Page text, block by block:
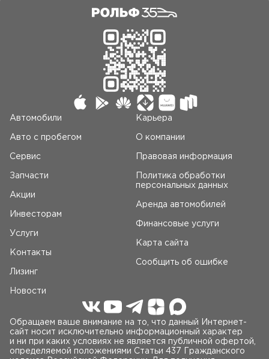
Автомобили
Авто c пробегом
Сервис
Запчасти
Акции
Инвесторам
Услуги
Контакты
Лизинг
Новости
Карьера
О компании
Правовая информация
Политика обработки
персональных данных
Аренда автомобилей
Финансовые услуги
Карта сайта
Сообщить об ошибке
Обращаем ваше внимание на то, что данный Интернет-
сайт носит исключительно информационный характер
и ни при каких условиях не является публичной офертой,
определяемой положениями Статьи 437 Гражданского